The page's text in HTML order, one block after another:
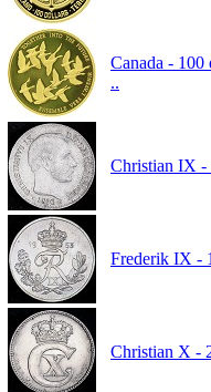
Canada -
..
Christian IX -
Frederik IX -
Christian X -